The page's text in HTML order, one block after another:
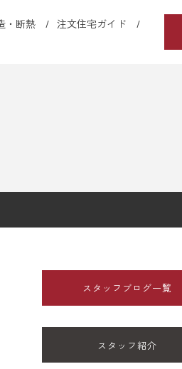
・断熱
注文住宅ガイド
スタッフブログ一覧
スタッフ紹介